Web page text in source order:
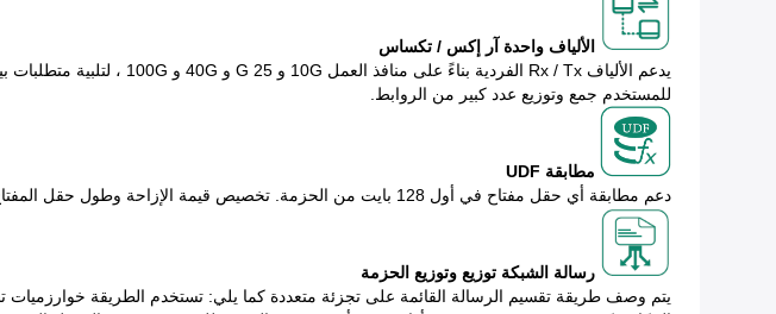
الألياف واحدة آر إكس / تكساس
للمستخدم جمع وتوزيع عدد كبير من الروابط.
مطابقة UDF
دعم مطابقة أي حقل مفتاح في أول 128 بايت من الحزمة. تخصيص قيمة الإزاحة وطول حقل المفتاح والمحتوى ، وتحديد سياسة إخراج حركة المرور وفقًا لتكوين المستخدم
رسالة الشبكة توزيع وتوزيع الحزمة
يتم وصف طريقة تقسيم الرسالة القائمة على تجزئة متعددة كما يلي: تستخدم الطريقة